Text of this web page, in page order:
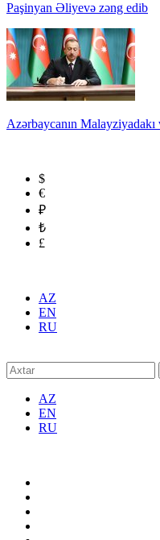
Paşinyan Əliyevə zəng edib
Azərbaycanın Malayziyadakı
$
€
₽
₺
£
AZ
EN
RU
AZ
EN
RU